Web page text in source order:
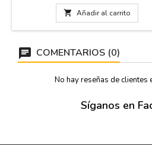
 Añadir al carrito
COMENTARIOS (0)
No hay reseñas de clientes
Síganos en